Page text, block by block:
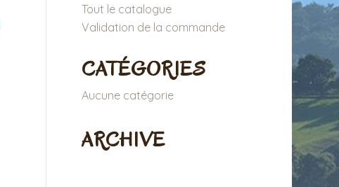
Tout le catalogue
Validation de la commande
CATÉGORIES
Aucune catégorie
ARCHIVE